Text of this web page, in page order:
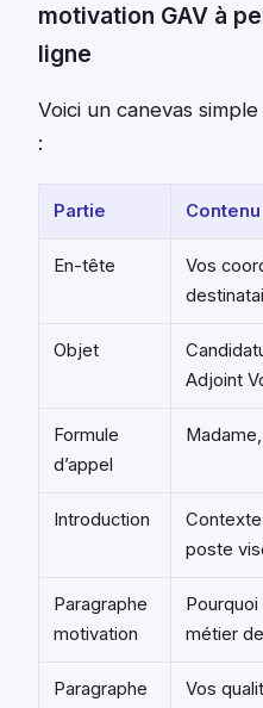
motivation GAV à
ligne
Voici un canevas
:
Partie
En-tête
Vos
Objet
Adjoint
Formule
d’appel
Introduction
poste
Paragraphe
motivation
métier
Paragraphe
Vos